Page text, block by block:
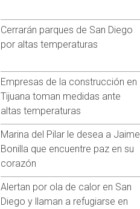
Cerrarán parques de San Diego
por altas temperaturas
Empresas de la construcción en
Tijuana toman medidas ante
altas temperaturas
Marina del Pilar le desea a Jaime
Bonilla que encuentre paz en su
corazón
Alertan por ola de calor en San
Diego y llaman a refugiarse en